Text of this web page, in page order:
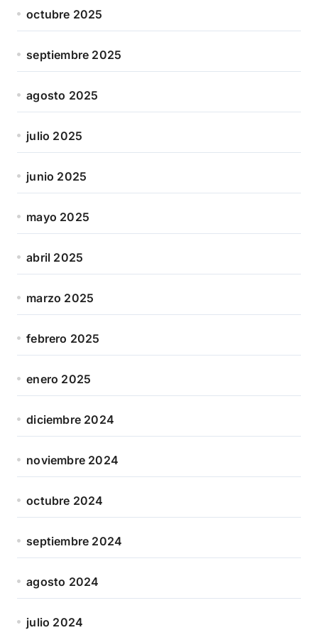
octubre 2025
septiembre 2025
agosto 2025
julio 2025
junio 2025
mayo 2025
abril 2025
marzo 2025
febrero 2025
enero 2025
diciembre 2024
noviembre 2024
octubre 2024
septiembre 2024
agosto 2024
julio 2024